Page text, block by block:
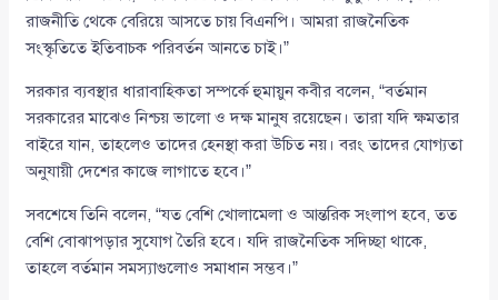
রাজনীতি থেকে বেরিয়ে আসতে চায় বিএনপি। আমরা রাজনৈতিক
সংস্কৃতিতে ইতিবাচক পরিবর্তন আনতে চাই।”
সরকার ব্যবস্থার ধারাবাহিকতা সম্পর্কে হুমায়ুন কবীর বলেন, “বর্তমান
সরকারের মাঝেও নিশ্চয় ভালো ও দক্ষ মানুষ রয়েছেন। তারা যদি ক্ষমতার
বাইরে যান, তাহলেও তাদের হেনস্থা করা উচিত নয়। বরং তাদের যোগ্যতা
অনুযায়ী দেশের কাজে লাগাতে হবে।”
সবশেষে তিনি বলেন, “যত বেশি খোলামেলা ও আন্তরিক সংলাপ হবে, তত
বেশি বোঝাপড়ার সুযোগ তৈরি হবে। যদি রাজনৈতিক সদিচ্ছা থাকে,
তাহলে বর্তমান সমস্যাগুলোও সমাধান সম্ভব।”